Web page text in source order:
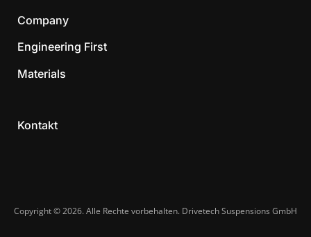
Company
Engineering First
Materials
Kontakt
Copyright © 2026. Alle Rechte vorbehalten. Drivetech Suspensions GmbH​